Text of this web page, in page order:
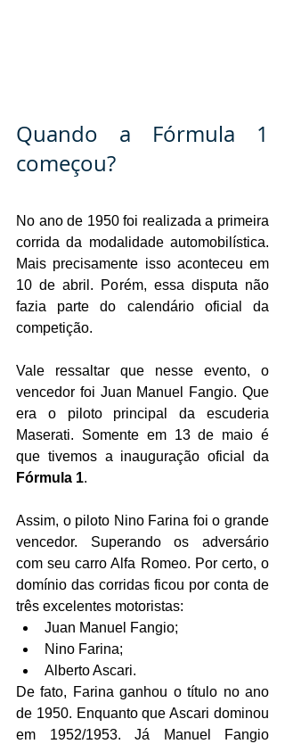
Quando a Fórmula 1
começou?
No ano de 1950 foi realizada a primeira
corrida da modalidade automobilística.
Mais precisamente isso aconteceu em
10 de abril. Porém, essa disputa não
fazia parte do calendário oficial da
competição.
Vale ressaltar que nesse evento, o
vencedor foi Juan Manuel Fangio. Que
era o piloto principal da escuderia
Maserati. Somente em 13 de maio é
Fórmula 1.
Assim, o piloto Nino Farina foi o grande
vencedor. Superando os adversário
com seu carro Alfa Romeo. Por certo, o
domínio das corridas ficou por conta de
três excelentes motoristas:
Juan Manuel Fangio;
Nino Farina;
Alberto Ascari.
De fato, Farina ganhou o título no ano
de 1950. Enquanto que Ascari dominou
em 1952/1953. Já Manuel Fangio